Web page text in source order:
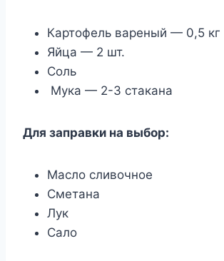
Картофель вареный — 0,5 кг
Яйца — 2 шт.
Соль
Мука — 2-3 стакана
Для заправки на выбор:
Масло сливочное
Сметана
Лук
Сало